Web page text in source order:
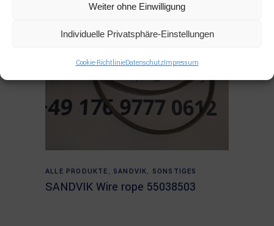
Weiter ohne Einwilligung
Individuelle Privatsphäre-Einstellungen
Cookie-RichtlinieDatenschutzImpressum
Read more
ALLE PRODUKTE , SANDVIK, SONSTIGES
SANDVIK Wire rope 55038503